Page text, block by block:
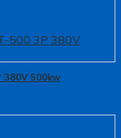
380V 500kw